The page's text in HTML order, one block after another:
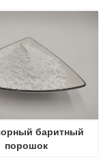
баритный
порошок